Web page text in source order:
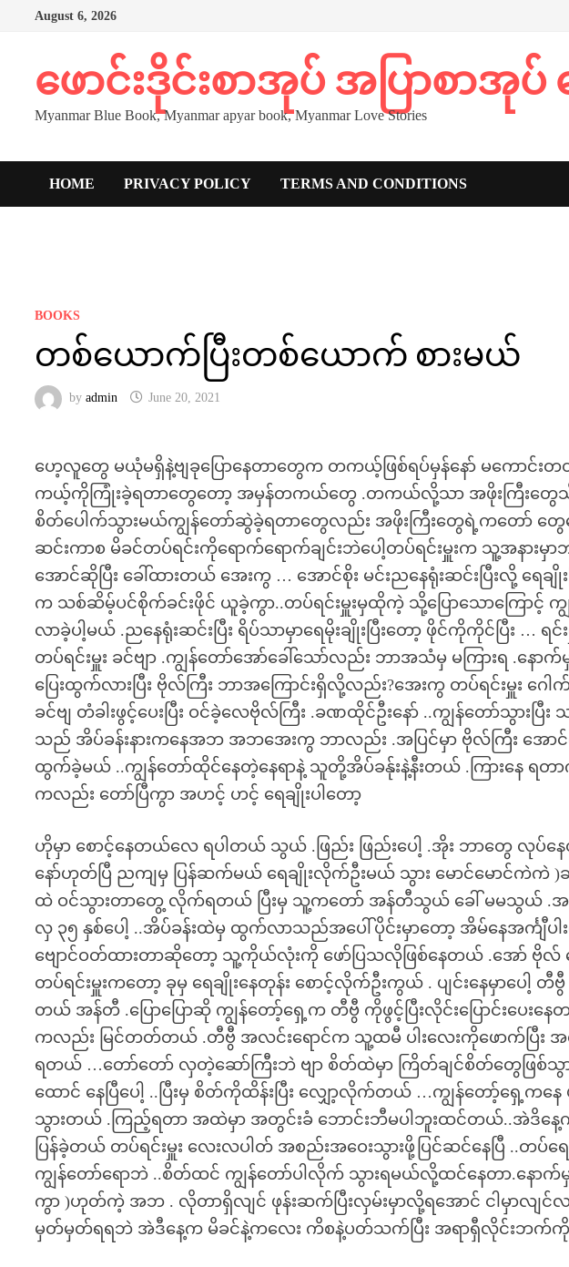
August 6, 2026
ဖောင်းဒိုင်းစာအုပ် အပြာစာအုပ်
Myanmar Blue Book, Myanmar apyar book, Myanmar Love Stories
HOME PRIVACY POLICY TERMS AND CONDITIONS
BOOKS
တစ်ယောက်ပြီးတစ်ယောက် စားမယ်
byadmin June 20, 2021
ဟေ့လူတွေ မယုံမရှိနဲ့ဗျခုပြောနေတာတွေက တကယ့်ဖြစ်ရပ်မှန်နော် မကောင်း
ကယ့်ကိုကြုံးခဲ့ရတာတွေတော့ အမှန်တကယ်တွေ .တကယ်လို့သာ အဖိုးကြီးတွေသိ
စိတ်ပေါက်သွားမယ်ကျွန်တော်ဆွဲခဲ့ရတာတွေလည်း အဖိုးကြီးတွေရဲ့ကတော် တွေလ
ဆင်းကာစ မိခင်တပ်ရင်းကိုရောက်ရောက်ချင်းဘဲပေါ့တပ်ရင်းမှူးက သူ့အနားမှ
အောင်ဆိုပြီး ခေါ်ထားတယ် အေးကွ … အောင်စိုး မင်းညနေရုံးဆင်းပြီးလို့ ရေခ
က သစ်ဆိမ့်ပင်စိုက်ခင်းဖိုင် ယူခဲ့ကွာ..တပ်ရင်းမှူးမှထိုကဲ့ သို့ပြောသောကြော
လာခဲ့ပါ့မယ် .ညနေရုံးဆင်းပြီး ရိပ်သာမှာရေမိုးချိုးပြီးတော့ ဖိုင်ကိုကိုင်ပြီး …
တပ်ရင်းမှူး ခင်ဗျာ .ကျွန်တော်အော်ခေါ်သော်လည်း ဘာအသံမှ မကြားရ .နော
ပြေးထွက်လားပြီး ဗိုလ်ကြီး ဘာအကြောင်းရှိလို့လည်း?အေးကွ တပ်ရင်းမှူး ဂေါ
ခင်ဗျ တံခါးဖွင့်ပေးပြီး ဝင်ခဲ့လေဗိုလ်ကြီး .ခဏထိုင်ဦးနော် ..ကျွန်တော်သွားပ
သည် အိပ်ခန်းနားကနေအဘ အဘအေးကွ ဘာလည်း .အပြင်မှာ ဗိုလ်ကြီး အောင်
ထွက်ခဲ့မယ် ..ကျွန်တော်ထိုင်နေတဲ့နေရာနဲ့ သူတို့အိပ်ခန်ုးနဲ့နီးတယ် .ကြားနေ ရ
ကလည်း တော်ပြီကွာ အဟင့် ဟင့် ရေချိုးပါတော့
ဟိုမှာ စောင့်နေတယ်လေ ရပါတယ် သွယ် .ဖြည်း ဖြည်းပေါ့ .အိုး ဘာတွေ လုပ်န
နော်ဟုတ်ပြီ ညကျမှ ပြန်ဆက်မယ် ရေချိုးလိုက်ဦးမယ် သွား မောင်မောင်ကဲကဲ )ခ
ထဲ ဝင်သွားတာတွေ့ လိုက်ရတယ် ပြီးမှ သူ့ကတော် အန်တီသွယ် ခေါ် မမသွယ် .အသ
လှ ၃၅ နှစ်ပေါ့ ..အိပ်ခန်းထဲမှ ထွက်လာသည်အပေါ်ပိုင်းမှာတော့ အိမ်နေအင်္ကျီပါ
ဗျောင်ဝတ်ထားတာဆိုတော့ သူ့ကိုယ်လုံးကို ဖော်ပြသလိုဖြစ်နေတယ် .အော် ဗိုလ်
တပ်ရင်းမှူးကတော့ ခုမှ ရေချိုးနေတုန်း စောင့်လိုက်ဦးကွယ် . ပျင်းနေမှာပေါ့
တယ် အန်တီ .ပြောပြောဆို ကျွန်တော့်ရှေ့က တီဗွီ ကိုဖွင့်ပြီးလိုင်းပြောင်းပေ
ကလည်း မြင်တတ်တယ် .တီဗွီ အလင်းရောင်က သူ့ထမီ ပါးလေးကိုဖောက်ပြီး အ
ရတယ် …တော်တော် လှတဲ့ဆော်ကြီးဘဲ ဗျာ စိတ်ထဲမှာ ကြိတ်ချင်စိတ်တွေဖြစ်သွ
ထောင် နေပြီပေါ့ ..ပြီးမှ စိတ်ကိုထိန်းပြီး လျှော့လိုက်တယ် …ကျွန်တော့်ရှေ့က
သွားတယ် .ကြည့်ရတာ အထဲမှာ အတွင်းခံ ဘောင်းဘီမပါဘူးထင်တယ်..အဲဒိနေ့
ပြန်ခဲ့တယ် တပ်ရင်းမှူး လေးလပါတ် အစည်းအဝေးသွားဖို့ပြင်ဆင်နေပြီ ..တ
ကျွန်တော်ရောဘဲ ..စိတ်ထင် ကျွန်တော်ပါလိုက် သွားရမယ်လို့ထင်နေတာ.နောက်မှ(
ကွာ )ဟုတ်ကဲ့ အဘ . လိုတာရှိလျင် ဖုန်းဆက်ပြီးလှမ်းမှာလို့ရအောင် ငါမှာလ
မှတ်မှတ်ရရဘဲ အဲဒီနေ့က မိခင်နဲ့ကလေး ကိစနဲ့ပတ်သက်ပြီး အရာရှီလိုင်းဘက်